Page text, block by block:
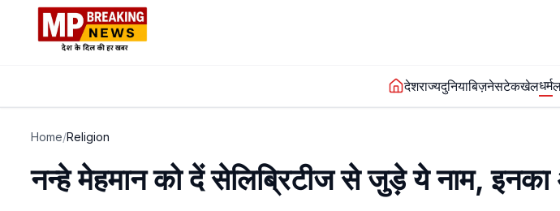
देशराज्यदुनियाबिज़नेसटेकखेलधर्म
Home/Religion
नन्हे मेहमान को दें सेलिब्रिटीज से जुड़े ये नाम, इनका